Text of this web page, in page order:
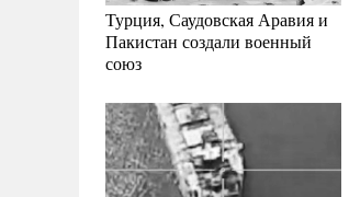
Турция, Саудовская Аравия и
Пакистан создали военный
союз